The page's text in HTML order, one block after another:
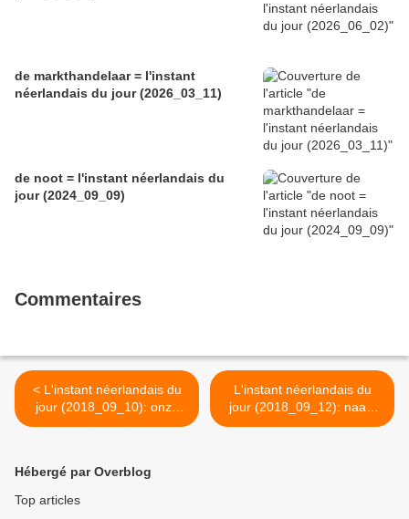
de markthandelaar = l'instant
néerlandais du jour (2026_03_11)
de noot = l'instant néerlandais du
jour (2024_09_09)
Commentaires
< L'instant néerlandais du
jour (2018_09_10): onze
faculteit
L'instant néerlandais du
jour (2018_09_12): naast
het station >
Hébergé par Overblog
Top articles